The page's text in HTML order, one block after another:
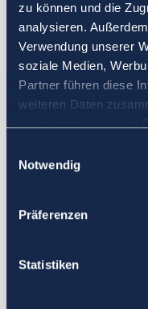
zu können und die
analysieren.
Verwendung unserer
soziale Medien,
Partner führen diese
weiteren Daten
Notwendig
Präferenzen
Statistiken